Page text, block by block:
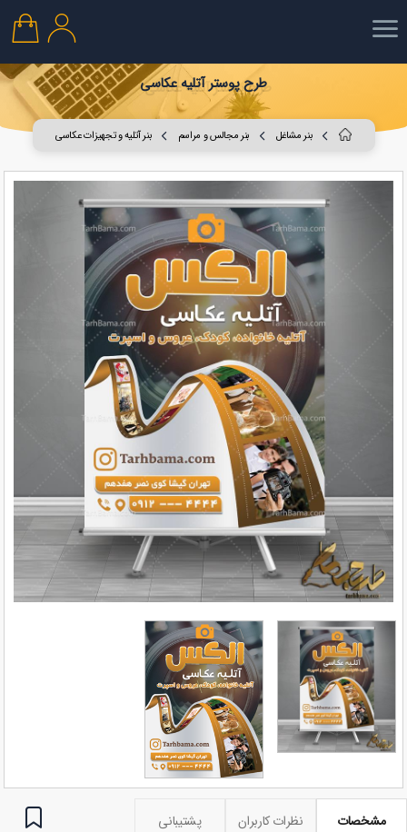
طرح پوستر آتلیه عکاسی
بنر مشاغل بنر مجالس و مراسم بنر آتلیه و تجهیزات عکاسی
مشخصات نظرات کاربران پشتیبانی